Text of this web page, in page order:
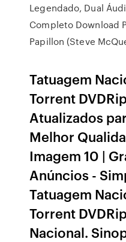
Legendado, Dual
Completo Download
Papillon (Steve
Tatuagem
Torrent
Atualizados
Melhor
Imagem 10 |
Anúncios -
Tatuagem
Torrent
Nacional.